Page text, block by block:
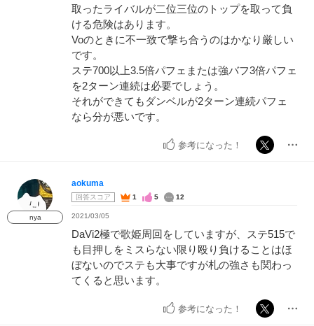
取ったライバルが二位三位のトップを取って負
ける危険はあります。
Voのときに不一致で撃ち合うのはかなり厳しい
です。
ステ700以上3.5倍パフェまたは強バフ3倍パフェ
を2ターン連続は必要でしょう。
それができてもダンベルが2ターン連続パフェ
なら分が悪いです。
参考になった！
nya
aokuma
回答スコア 1 5 12
2021/03/05
DaVi2極で歌姫周回をしていますが、ステ515で
も目押しをミスらない限り殴り負けることはほ
ぼないのでステも大事ですが札の強さも関わっ
てくると思います。
参考になった！